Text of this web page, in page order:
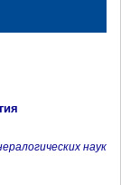
наук